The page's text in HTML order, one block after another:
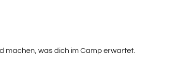
machen, was dich im Camp erwartet.